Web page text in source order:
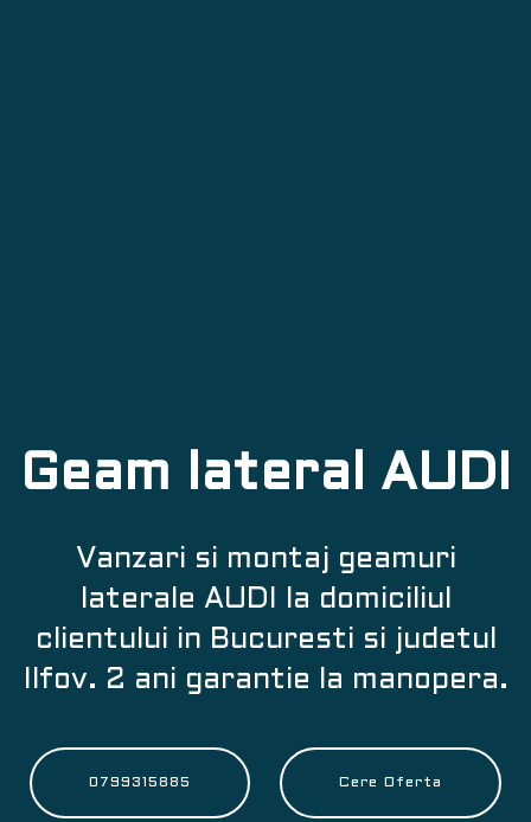
Geam lateral AUDI
Vanzari si montaj geamuri
laterale AUDI la domiciliul
clientului in Bucuresti si judetul
Ilfov. 2 ani garantie la manopera.
0799315885 Cere Oferta